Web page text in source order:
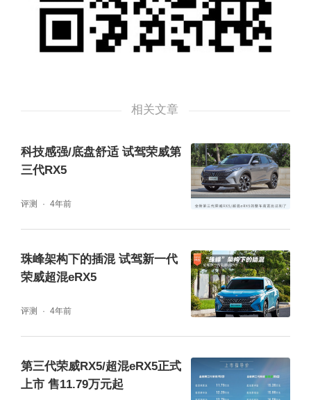
全新第三代荣威RX5搭载了同级首创的27英寸
4K全景智能交互滑移屏，拥有4K超高清分辨
率，显示效果清晰细腻，画面栩栩如生。高通
骁龙8155旗舰级芯片堪称“最强大脑”，为用户
带来了高清流畅的车机体验。全新第三代荣威
RX5还提供了Bilibili、欢喜影业、音乐+等应用
响，无论是收听音乐还是追剧，都能为用户带
来身临其境的沉浸式视听盛宴。
相关文章
科技感强/底盘舒适 试驾荣威第
三代RX5
评测 4年前
珠峰架构下的插混 试驾新一代
荣威超混eRX5
评测 4年前
第三代荣威RX5/超混eRX5正式
上市 售11.79万元起